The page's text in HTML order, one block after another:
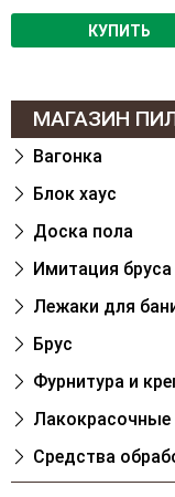
КУПИТЬ
МАГАЗИН
Вагонка
Блок хаус
Доска пола
Имитация бруса
Лежаки для
Брус
Фурнитура и
Cредства